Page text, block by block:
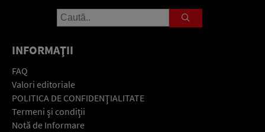
INFORMAŢII
FAQ
Valori editoriale
POLITICA DE CONFIDENŢIALITATE
Termeni şi condiţii
Notă de Informare